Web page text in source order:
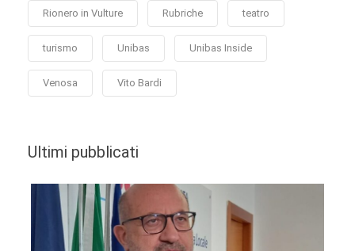
Rionero in Vulture Rubriche teatro
turismo Unibas Unibas Inside
Venosa Vito Bardi
Ultimi pubblicati